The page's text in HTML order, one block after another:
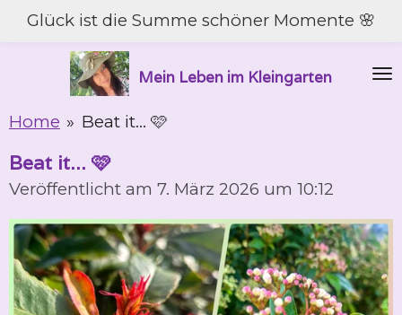
Zum
springen
Mein Leben im Kleingarten
Glück ist die Summe schöner Momente 🌸
Home » Beat it... 🩷
Beat it... 🩷
Veröffentlicht am 7. März 2026 um 10:12